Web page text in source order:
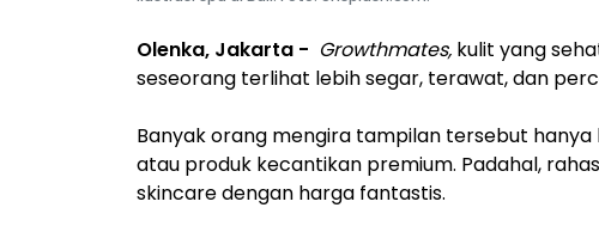
Olenka, Jakarta - Growthmates, kulit yang
seseorang terlihat lebih segar, terawat, dan
Banyak orang mengira tampilan tersebut
atau produk kecantikan premium. Padahal,
skincare dengan harga fantastis.